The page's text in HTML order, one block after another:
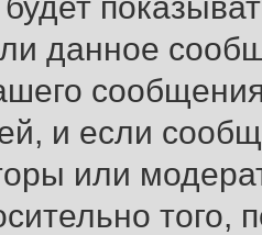
данное
и если
или